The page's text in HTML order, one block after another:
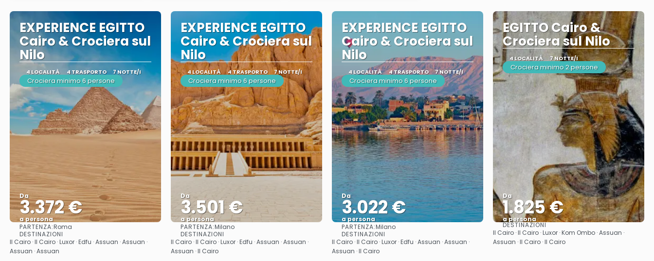
EXPERIENCE EGITTO
Cairo & Crociera sul
Nilo
4 LOCALITÀ 4 TRASPORTO 7 NOTTE/I
Crociera minimo 6 persone
Da
3.372 €
a persona
PARTENZA:Roma
DESTINAZIONI
Il Cairo · Il Cairo · Luxor · Edfu · Assuan · Assuan ·
Assuan · Assuan
EXPERIENCE EGITTO
Cairo & Crociera sul
Nilo
4 LOCALITÀ 4 TRASPORTO 7 NOTTE/I
Crociera minimo 6 persone
Da
3.501 €
a persona
PARTENZA:Milano
DESTINAZIONI
Il Cairo · Il Cairo · Luxor · Edfu · Assuan · Assuan ·
Assuan · Il Cairo
EXPERIENCE EGITTO
Cairo & Crociera sul
Nilo
4 LOCALITÀ 4 TRASPORTO 7 NOTTE/I
Crociera minimo 6 persone
Da
3.022 €
a persona
PARTENZA:Milano
DESTINAZIONI
Il Cairo · Il Cairo · Luxor · Edfu · Assuan · Assuan ·
Assuan · Il Cairo
EGITTO Cairo &
Crociera sul Nilo
4 LOCALITÀ 7 NOTTE/I
Crociera minimo 2 persone
Da
1.825 €
a persona
Vedere
DESTINAZIONI
Il Cairo · Il Cairo · Luxor · Kom Ombo · Assuan ·
Assuan · Il Cairo · Il Cairo